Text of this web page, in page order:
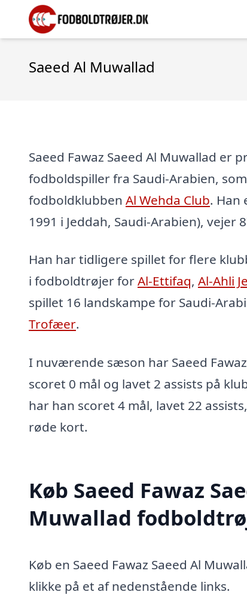
Saeed Al Muwallad
Saeed Fawaz Saeed Al Muwallad er
fodboldspiller fra Saudi-Arabien,
fodboldklubben Al Wehda Club. Han
1991 i Jeddah, Saudi-Arabien), vejer
Han har tidligere spillet for flere
i fodboldtrøjer forAl-Ettifaq, Al-Ahli
spillet 16 landskampe for Saudi-
Trofæer.
I nuværende sæson har Saeed
scoret 0 mål og lavet 2 assists på
har han scoret 4 mål, lavet 22
røde kort.
Køb Saeed Fawaz
Muwallad
Køb en Saeed Fawaz Saeed Al
klikke på et af nedenstående links.